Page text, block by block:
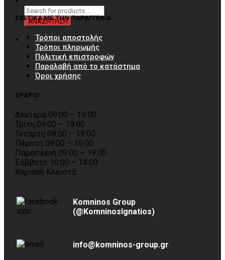
ΣΧΕΤΙΚΑ ΜΕ ΤΗΝ ΠΑΡΑΓΓΕΛΙΑ
Τρόποι αποστολής
Τρόποι πληρωμής
Πολιτική επιστροφών
Παραλαβή από το κατάστημα
Όροι χρήσης
ΩΡΑΡΙΟ
Δευτέρα 09:00 – 19:00
Τρίτη 09:00 – 19:00
Τετάρτη 09:00 – 19:00
Πέμπτη 09:00 – 19:00
Παρασκευή 09:00 – 19:00
Σάββατο 10:00 – 14:00
Κυριακή Κλειστά
Komninos Group
(@KomninosIgnatios)
info@komninos-group.gr